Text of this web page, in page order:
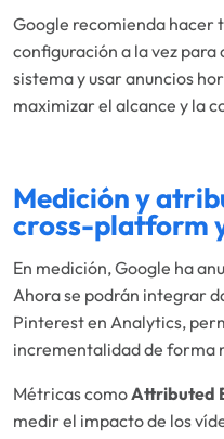
Google recomienda hacer
configuración a la vez
sistema y usar anuncios
maximizar el alcance y la
Medición y
cross-platform
En medición, Google ha
Ahora se podrán integrar
Pinterest en Analytics,
incrementalidad de forma
Métricas comoAttributed
medir el impacto de los